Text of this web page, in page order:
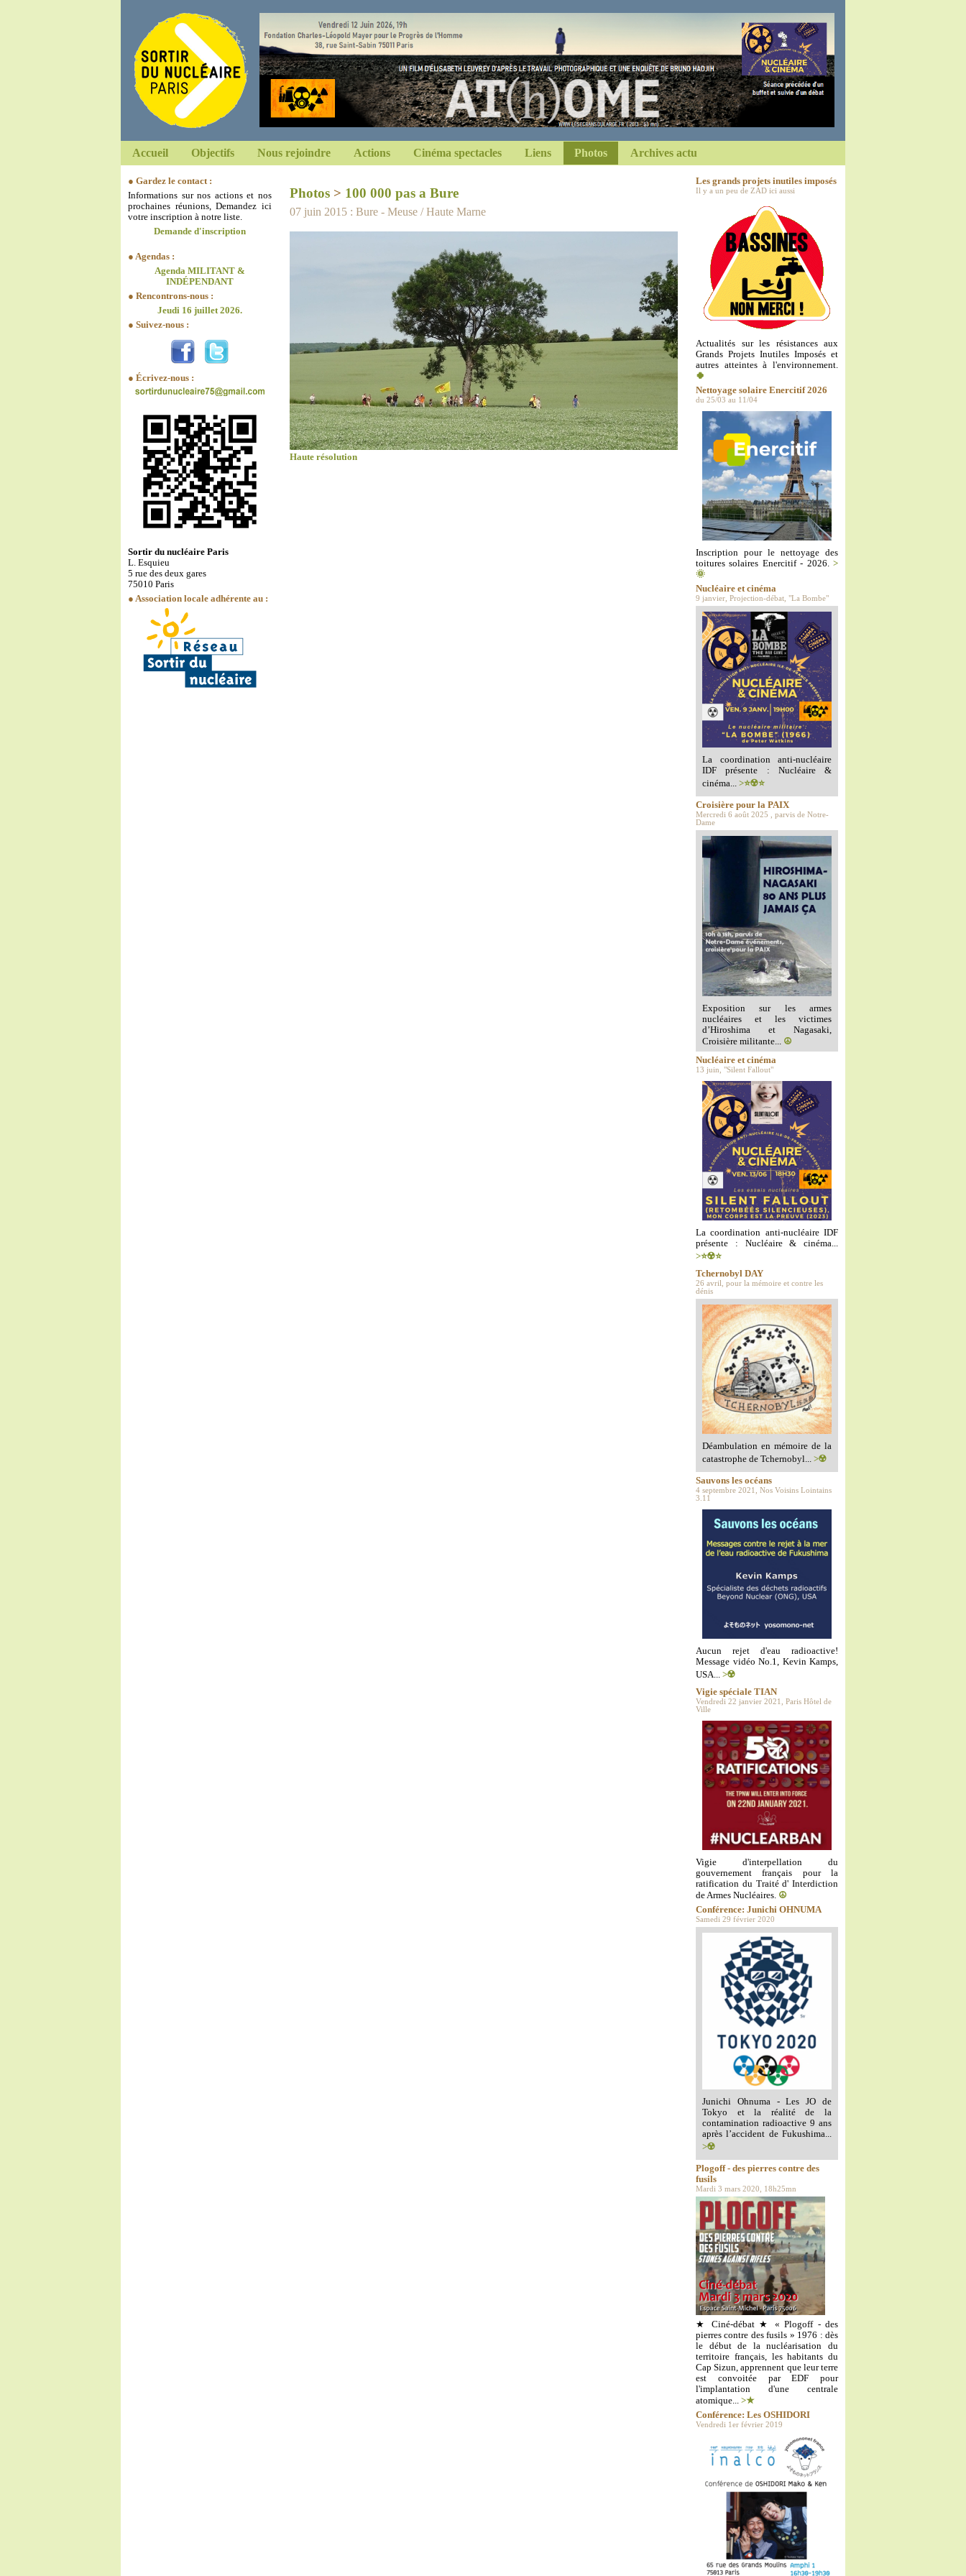
Accueil Objectifs Nous rejoindre Actions Cinéma spectacles Liens Photos Archives actu
● Gardez le contact :
Informations sur nos actions et nos
prochaines réunions, Demandez ici
votre inscription à notre liste.
Demande d'inscription
● Agendas :
Agenda MILITANT &
INDÉPENDANT
● Rencontrons-nous :
Jeudi 16 juillet 2026.
● Suivez-nous :
● Écrivez-nous :
Sortir du nucléaire Paris
L. Esquieu
5 rue des deux gares
75010 Paris
● Association locale adhérente au :
Photos > 100 000 pas a Bure
07 juin 2015 : Bure - Meuse / Haute Marne
Haute résolution
Les grands projets inutiles imposés
Il y a un peu de ZAD ici aussi
Actualités sur les résistances aux
Grands Projets Inutiles Imposés et
autres atteintes à l'environnement.
🍀
Nettoyage solaire Enercitif 2026
du 25/03 au 11/04
Inscription pour le nettoyage des
toitures solaires Enercitif - 2026.>
🌞
Nucléaire et cinéma
9 janvier, Projection-débat, "La Bombe"
La coordination anti-nucléaire
IDF présente : Nucléaire &
cinéma... >⭐️☢️⭐️
Croisière pour la PAIX
Mercredi 6 août 2025 , parvis de Notre-
Dame
Exposition sur les armes
nucléaires et les victimes
d’Hiroshima et Nagasaki,
Croisière militante... ☮️
Nucléaire et cinéma
13 juin, "Silent Fallout"
La coordination anti-nucléaire IDF
présente : Nucléaire & cinéma...
>⭐️☢️⭐️
Tchernobyl DAY
26 avril, pour la mémoire et contre les
dénis
Déambulation en mémoire de la
catastrophe de Tchernobyl... >☢️
Sauvons les océans
4 septembre 2021, Nos Voisins Lointains
3.11
Aucun rejet d'eau radioactive!
Message vidéo No.1, Kevin Kamps,
USA... >☢️
Vigie spéciale TIAN
Vendredi 22 janvier 2021, Paris Hôtel de
Ville
Vigie d'interpellation du
gouvernement français pour la
ratification du Traité d' Interdiction
de Armes Nucléaires. ☮️
Conférence: Junichi OHNUMA
Samedi 29 février 2020
Junichi Ohnuma - Les JO de
Tokyo et la réalité de la
contamination radioactive 9 ans
après l’accident de Fukushima...
>☢️
Plogoff - des pierres contre des
fusils
Mardi 3 mars 2020, 18h25mn
★ Ciné-débat ★ « Plogoff - des
pierres contre des fusils » 1976 : dès
le début de la nucléarisation du
territoire français, les habitants du
Cap Sizun, apprennent que leur terre
est convoitée par EDF pour
l'implantation d'une centrale
atomique... >★
Conférence: Les OSHIDORI
Vendredi 1er février 2019